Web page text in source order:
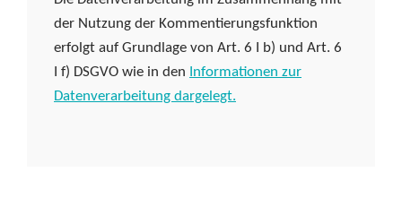
der Nutzung der Kommentierungsfunktion
erfolgt auf Grundlage von Art. 6 I b) und Art. 6
I f) DSGVO wie in den Informationen zur
Datenverarbeitung dargelegt.